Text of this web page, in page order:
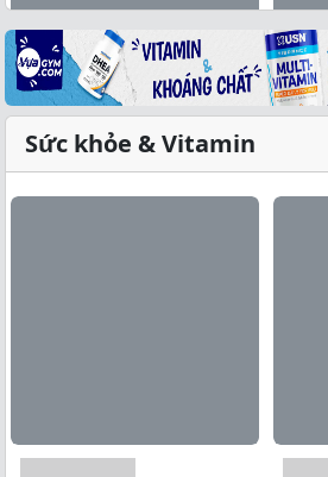
Xem tất cả →
Sức khỏe & Vitamin